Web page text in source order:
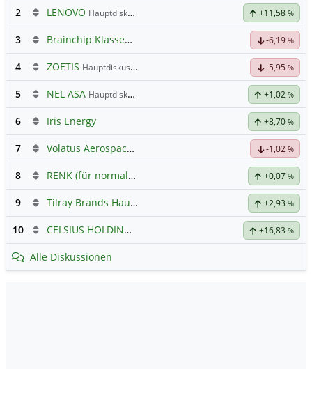
2 LENOVO Hauptdiskussion +11,58 %
3 Brainchip Klassengruppe -6,19 %
4 ZOETIS Hauptdiskussion -5,95 %
5 NEL ASA Hauptdiskussion +1,02 %
6 Iris Energy +8,70 %
7 Volatus Aerospace (Offener Austausch) -1,02 %
8 RENK (für normale, sachliche Kommunikation!) +0,07 %
9 Tilray Brands Hauptforum +2,93 %
10 CELSIUS HOLDINGS INC. +16,83 %
Alle Diskussionen